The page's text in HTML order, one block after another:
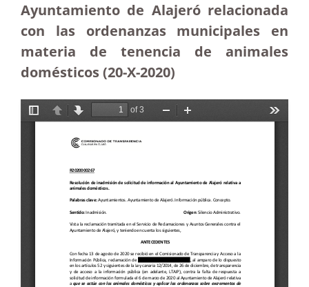
Ayuntamiento de Alajeró relacionada
con las ordenanzas municipales en
materia de tenencia de animales
domésticos (20-X-2020)